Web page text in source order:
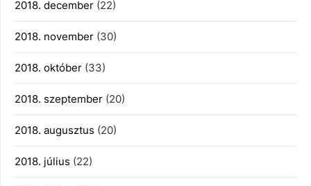
2018. december (22)
2018. november (30)
2018. október (33)
2018. szeptember (20)
2018. augusztus (20)
2018. július (22)